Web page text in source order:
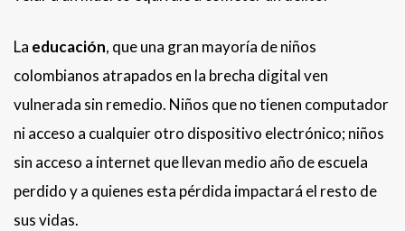
La educación, que una gran mayoría de niños
colombianos atrapados en la brecha digital ven
vulnerada sin remedio. Niños que no tienen computador
ni acceso a cualquier otro dispositivo electrónico; niños
sin acceso a internet que llevan medio año de escuela
perdido y a quienes esta pérdida impactará el resto de
sus vidas.